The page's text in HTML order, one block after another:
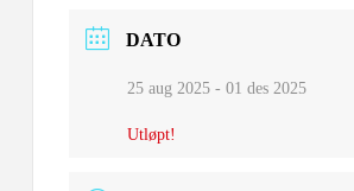
DATO
25 aug 2025- 01 des 2025
Utløpt!